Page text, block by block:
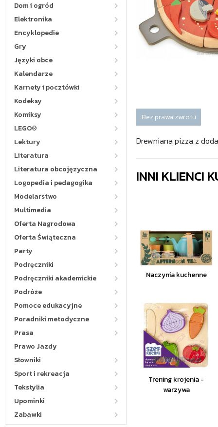
Dom i ogród
Elektronika
Encyklopedie
Gry
Języki obce
Kalendarze
Karnety i pocztówki
Kodeksy
Komiksy
LEGO®
Lektury
Literatura
Literatura obcojęzyczna
Logopedia i pedagogika
Modelarstwo
Multimedia
Oferta Nagrodowa
Oferta Świąteczna
Party
Podręczniki
Podręczniki akademickie
Podróże
Pomoce edukacyjne
Poradniki metodyczne
Prasa
Prawo Jazdy
Słowniki
Sport i rekreacja
Tekstylia
Upominki
Zabawki
Bez prawa zwrotu
Drewniana pizza z
INNI KLIENCI
Naczynia kuchenne
Trening krojenia -
warzywa